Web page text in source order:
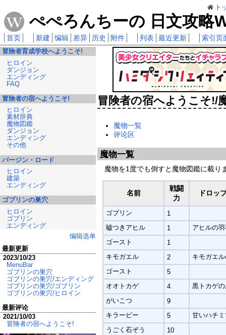
ト
ぺぺろんちーの 日文攻略
首页 新建 编辑 差异 历史 附件 列表 最近更新 索引页
冒険者の宿へようこそ!/
魔物一覧
评论区
魔物一覧
魔物を1度でも倒すと魔物図鑑に載り
名前
戦闘
力
ドロッ
ゴブリン
1
嘘つきアヒル
1
アヒルの
ゴースト
1
キモガエル
2
キモガエ
ゴースト
5
オオトカゲ
4
黒トカゲ
がいこつ
9
キラービー
5
甘いハチ
うごく石ぞう
10
冒険者育成学校へようこそ!
ヒロイン
ダンジョン
エンディング
FAQ
冒険者の宿へようこそ!
ヒロイン
素材辞典
魔物図鑑
ダンジョン
エンディング
その他
バージン・ロード
ヒロイン
建築
エンディング
ゴブリンの巣穴
ヒロイン
ゴブリン
エンディング
编辑选单
最新更新
2023/10/23
MenuBar
ゴブリンの巣穴
ゴブリンの巣穴/エンディング
ゴブリンの巣穴/ゴブリン
ゴブリンの巣穴/ヒロイン
最新评论
2021/10/03
冒険者の宿へようこそ!